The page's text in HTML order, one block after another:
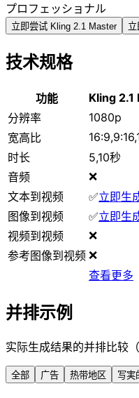
プロフェッショナル
立即尝试 Kling 2.1 Master
技术规格
功能 Kling
分辨率
1080p
宽高比
时长
5,10秒
音频
❌
文本到视频
✅立即生
图像到视频
✅立即生
视频到视频
❌
参考图像到视频 ❌
查看更多
并排示例
实际生成结果的并排比较（
全部 广告 热带地区 写実